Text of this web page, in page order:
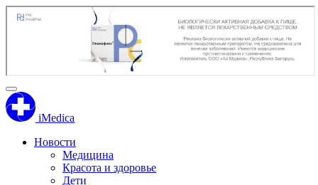
iMedica
Новости
Медицина
Красота и здоровье
Дети